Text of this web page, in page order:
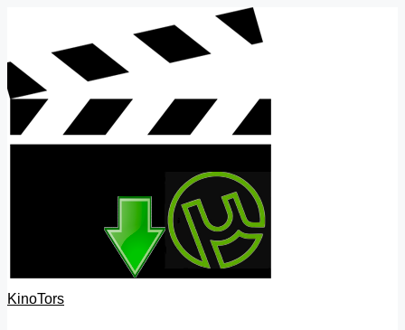
content
KinoTors